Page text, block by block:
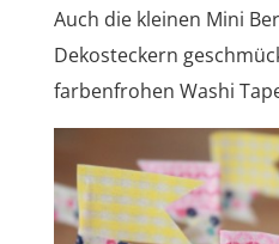
Auch die kleinen Mini
Dekosteckern
farbenfrohen Washi